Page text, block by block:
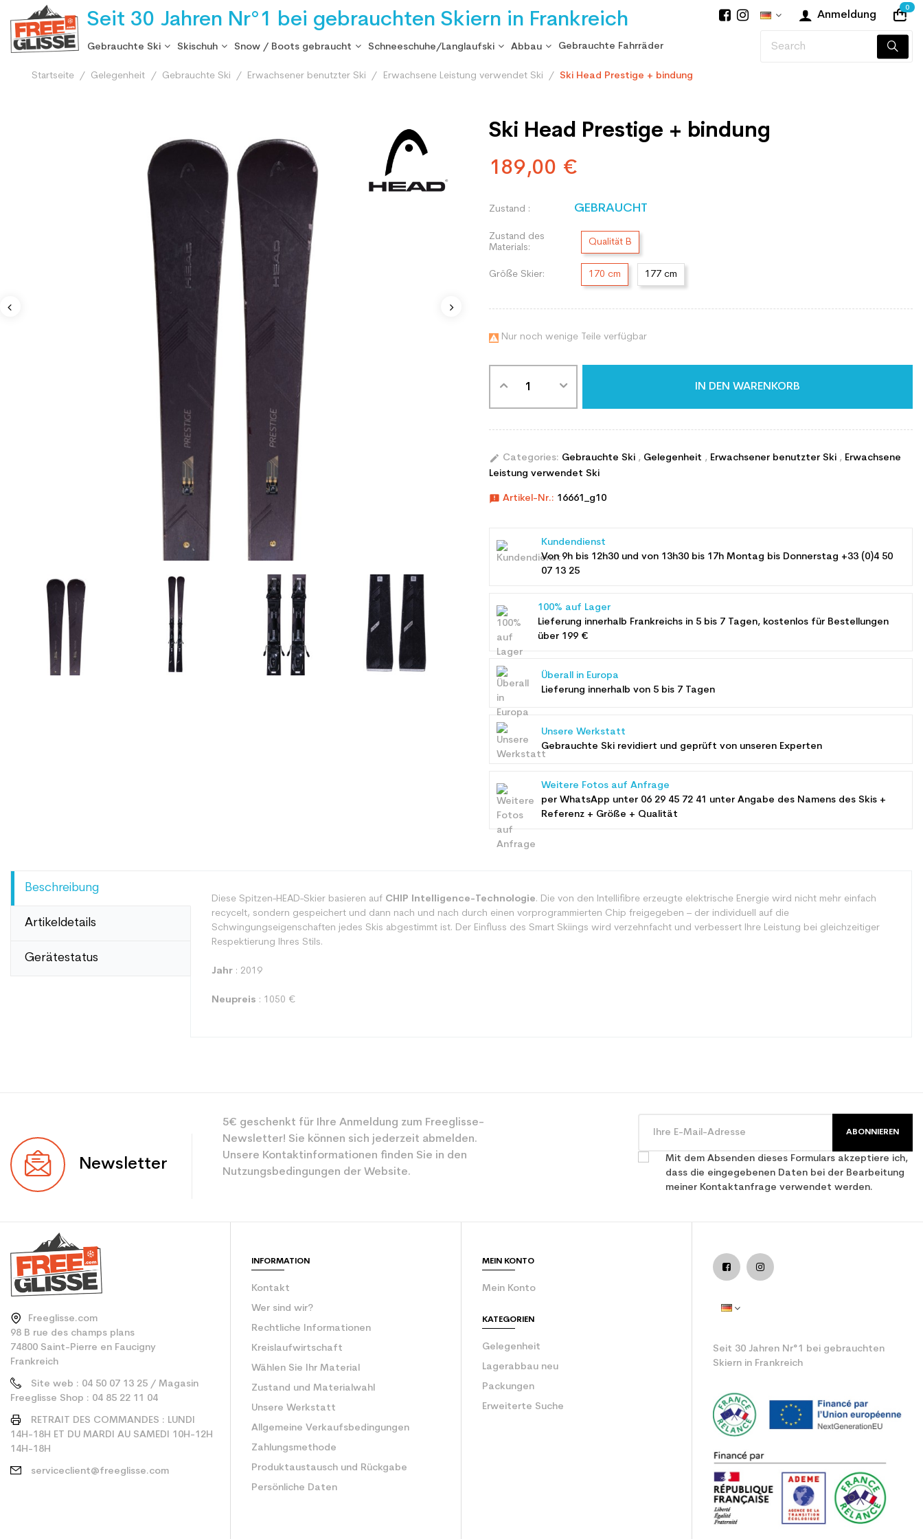
Seit 30 Jahren Nr°1 bei gebrauchten Skiern in Frankreich Anmeldung
0
Gebrauchte Ski Skischuh Snow / Boots gebraucht Schneeschuhe/Langlaufski Abbau Gebrauchte Fahrräder
Startseite Gelegenheit Gebrauchte Ski Erwachsener benutzter Ski Erwachsene Leistung verwendet Ski Ski Head Prestige + bindung
Ski Head Prestige + bindung
189,00 €
Zustand : GEBRAUCHT
Zustand des
Materials:
Qualität B
Größe Skier: 170 cm 177 cm
 Nur noch wenige Teile verfügbar
IN DEN WARENKORB
edit Categories: Gebrauchte Ski , Gelegenheit , Erwachsener benutzter Ski , Erwachsene
Leistung verwendet Ski
announcement Artikel-Nr.: 16661_g10
Kundendienst
Von 9h bis 12h30 und von 13h30 bis 17h Montag bis Donnerstag +33 (0)4 50
07 13 25
100% auf Lager
Lieferung innerhalb Frankreichs in 5 bis 7 Tagen, kostenlos für Bestellungen
über 199 €
Überall in Europa
Lieferung innerhalb von 5 bis 7 Tagen
Unsere Werkstatt
Gebrauchte Ski revidiert und geprüft von unseren Experten
Weitere Fotos auf Anfrage
per WhatsApp unter 06 29 45 72 41 unter Angabe des Namens des Skis +
Referenz + Größe + Qualität
Beschreibung
Artikeldetails
Gerätestatus
Diese Spitzen-HEAD-Skier basieren auf CHIP Intelligence-Technologie. Die von den Intellifibre erzeugte elektrische Energie wird nicht mehr einfach
recycelt, sondern gespeichert und dann nach und nach durch einen vorprogrammierten Chip freigegeben – der individuell auf die
Schwingungseigenschaften jedes Skis abgestimmt ist. Der Einfluss des Smart Skiings wird verzehnfacht und verbessert Ihre Leistung bei gleichzeitiger
Respektierung Ihres Stils.
Jahr: 2019
Neupreis : 1050 €
Benutzer
Ebene
Newsletter
5€ geschenkt für Ihre Anmeldung zum Freeglisse-
Newsletter! Sie können sich jederzeit abmelden.
Unsere Kontaktinformationen finden Sie in den
Nutzungsbedingungen der Website.
ABONNIEREN
Mit dem Absenden dieses Formulars akzeptiere ich,
dass die eingegebenen Daten bei der Bearbeitung
meiner Kontaktanfrage verwendet werden.
Freeglisse.com
98 B rue des champs plans
74800 Saint-Pierre en Faucigny
Frankreich
Site web : 04 50 07 13 25 / Magasin
Freeglisse Shop : 04 85 22 11 04
RETRAIT DES COMMANDES : LUNDI
14H-18H ET DU MARDI AU SAMEDI 10H-12H
14H-18H
serviceclient@freeglisse.com
INFORMATION
Kontakt
Wer sind wir?
Rechtliche Informationen
Kreislaufwirtschaft
Wählen Sie Ihr Material
Zustand und Materialwahl
Unsere Werkstatt
Allgemeine Verkaufsbedingungen
Zahlungsmethode
Produktaustausch und Rückgabe
Persönliche Daten
MEIN KONTO
Mein Konto
KATEGORIEN
Gelegenheit
Lagerabbau neu
Packungen
Erweiterte Suche
Seit 30 Jahren Nr°1 bei gebrauchten
Skiern in Frankreich